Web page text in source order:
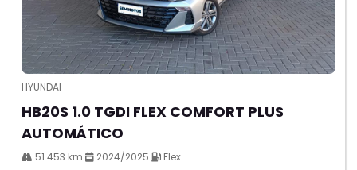
HYUNDAI
HB20S 1.0 TGDI FLEX COMFORT PLUS
AUTOMÁTICO
51.453 km 2024/2025
Flex